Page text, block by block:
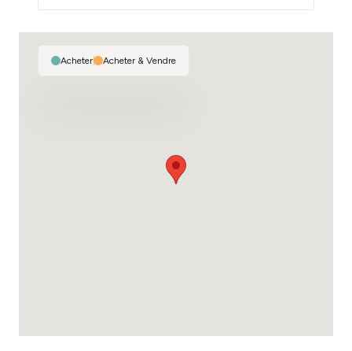
Acheter| Acheter & Vendre